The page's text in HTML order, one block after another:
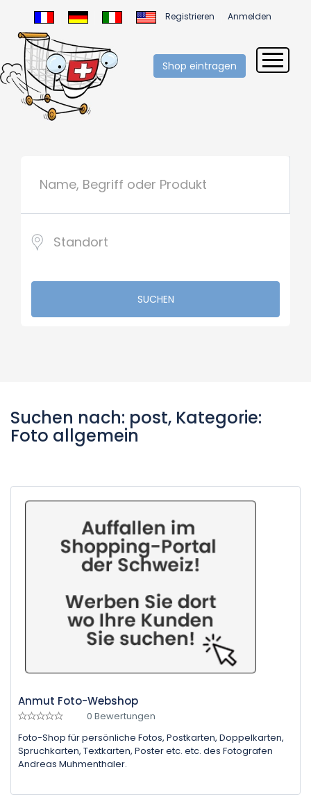
Registrieren Anmelden
Shop eintragen
SUCHEN
Suchen nach: post, Kategorie:
Foto allgemein
Anmut Foto-Webshop
0 Bewertungen
Foto-Shop für persönliche Fotos, Postkarten, Doppelkarten,
Spruchkarten, Textkarten, Poster etc. etc. des Fotografen
Andreas Muhmenthaler.